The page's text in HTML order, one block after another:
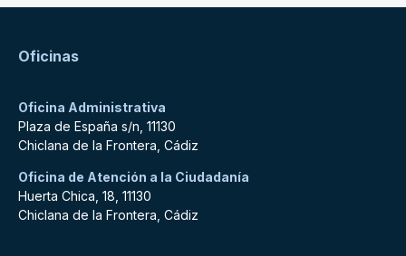
Oficinas
Oficina Administrativa
Plaza de España s/n, 11130
Chiclana de la Frontera, Cádiz
Oficina de Atención a la Ciudadanía
Huerta Chica, 18, 11130
Chiclana de la Frontera, Cádiz